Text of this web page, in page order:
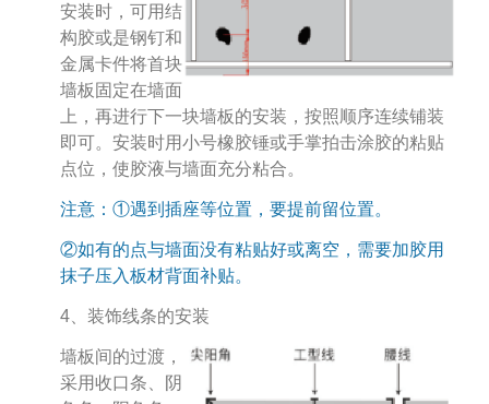
安装时，可用结
构胶或是钢钉和
金属卡件将首块
墙板固定在墙面
上，再进行下一块墙板的安装，按照顺序连续铺装
即可。安装时用小号橡胶锤或手掌拍击涂胶的粘贴
点位，使胶液与墙面充分粘合。
注意：①遇到插座等位置，要提前留位置。
②如有的点与墙面没有粘贴好或离空，需要加胶用
抹子压入板材背面补贴。
4、装饰线条的安装
墙板间的过渡，
采用收口条、阴